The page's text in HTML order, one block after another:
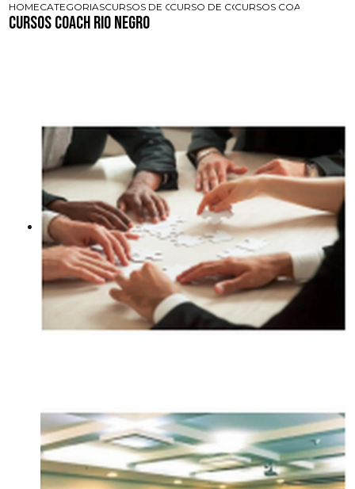
HOMECATEGORIASCURSOS DE COACHCURSO DE COACHING COM
CURSOS COACH RIO
Cursos Coach Rio Negro